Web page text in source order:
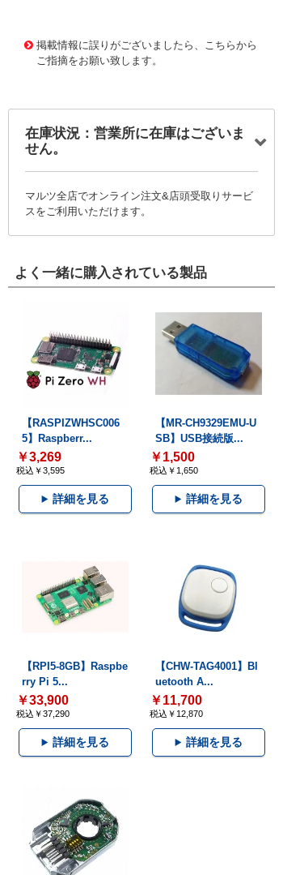
掲載情報に誤りがございましたら、こちらから
ご指摘をお願い致します。
在庫状況：営業所に在庫はございま
せん。
マルツ全店でオンライン注文&店頭受取りサービ
スをご利用いただけます。
よく一緒に購入されている製品
【RASPIZWHSC006
5】Raspberr...
￥3,269
税込￥3,595
詳細を見る
【MR-CH9329EMU-U
SB】USB接続版...
￥1,500
税込￥1,650
詳細を見る
【RPI5-8GB】Raspbe
rry Pi 5...
￥33,900
税込￥37,290
詳細を見る
【CHW-TAG4001】Bl
uetooth A...
￥11,700
税込￥12,870
詳細を見る